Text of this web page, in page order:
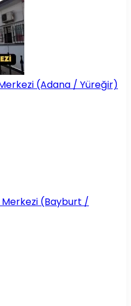
(Adana / Yüreğir)
(Bayburt /